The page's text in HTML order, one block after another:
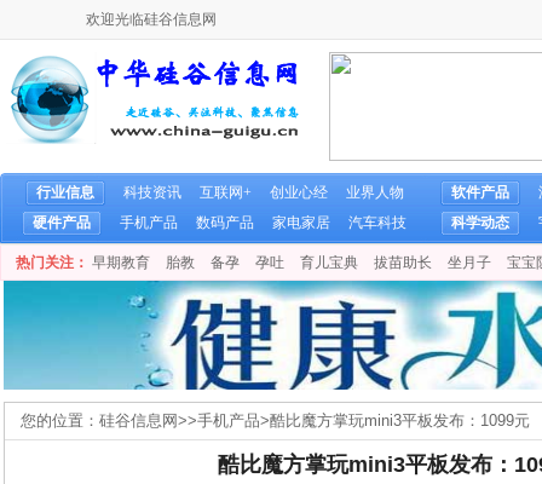
欢迎光临硅谷信息网
行业信息 科技资讯 互联网+ 创业心经
业界人物
硬件产品
手机产品 数码产品 家电家居 汽车科技
软件产品
科学动态
热门关注： 早期教育 胎教 备孕 孕吐 育儿宝典 拔苗助长 坐月子 宝宝
您的位置： 硅谷信息网>>手机产品>酷比魔方掌玩mini3平板发布：1099元
酷比魔方掌玩mini3平板发布：